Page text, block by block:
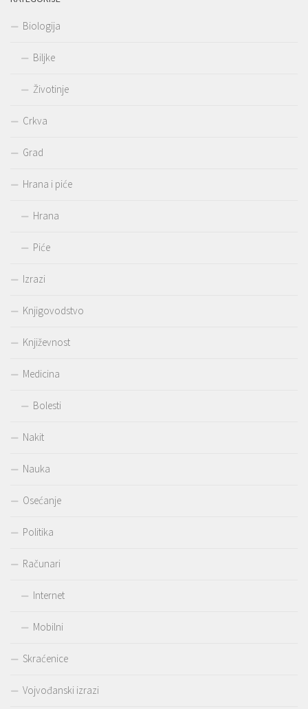
Biologija
Biljke
Životinje
Crkva
Grad
Hrana i piće
Hrana
Piće
Izrazi
Knjigovodstvo
Književnost
Medicina
Bolesti
Nakit
Nauka
Osećanje
Politika
Računari
Internet
Mobilni
Skraćenice
Vojvođanski izrazi